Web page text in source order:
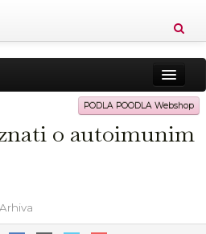
Zdravlje Vitkost
Putovanja Recepti
PODLA POODLA Webshop
o autoimunim